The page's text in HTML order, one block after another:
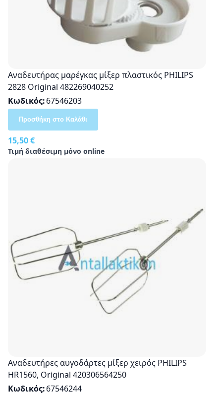
Αναδευτήρας μαρέγκας μίξερ πλαστικός PHILIPS
2828 Original 482269040252
Κωδικός 67546203
15,50 €
Τιμή διαθέσιμη μόνο online
Προσθήκη στο Καλάθι
Αναδευτήρες αυγοδάρτες μίξερ χειρός PHILIPS
HR1560, Οriginal 420306564250
Κωδικός 67546244